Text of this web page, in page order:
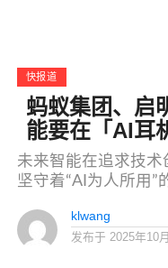
快报道
蚂蚁集团、启
能要在「AI耳
未来智能在追求技
坚守着“AI为人所用”
klwang
发布于 2025年10